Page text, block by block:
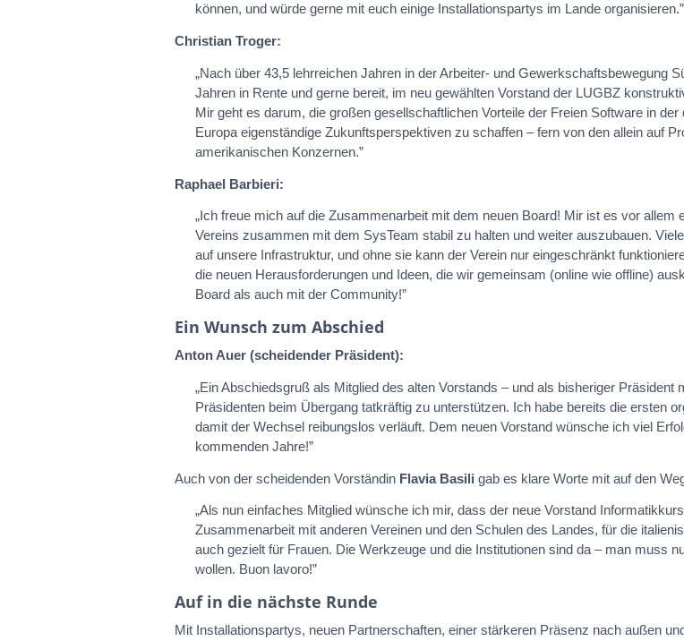
können, und würde gerne mit euch einige Installationspartys im Lande organisieren.”
Christian Troger:
„Nach über 43,5 lehrreichen Jahren in der Arbeiter- und Gewerkschaftsbewegung
Jahren in Rente und gerne bereit, im neu gewählten Vorstand der LUGBZ
Mir geht es darum, die großen gesellschaftlichen Vorteile der Freien Software in
Europa eigenständige Zukunftsperspektiven zu schaffen – fern von den allein auf
amerikanischen Konzernen.”
Raphael Barbieri:
„Ich freue mich auf die Zusammenarbeit mit dem neuen Board! Mir ist es vor allem
Vereins zusammen mit dem SysTeam stabil zu halten und weiter auszubauen.
auf unsere Infrastruktur, und ohne sie kann der Verein nur eingeschränkt
die neuen Herausforderungen und Ideen, die wir gemeinsam (online wie offline)
Board als auch mit der Community!”
Ein Wunsch zum Abschied
Anton Auer (scheidender Präsident):
„Ein Abschiedsgruß als Mitglied des alten Vorstands – und als bisheriger Präsident
Präsidenten beim Übergang tatkräftig zu unterstützen. Ich habe bereits die ersten
damit der Wechsel reibungslos verläuft. Dem neuen Vorstand wünsche ich viel
kommenden Jahre!”
Auch von der scheidenden Vorständin Flavia Basili gab es klare Worte mit auf den
„Als nun einfaches Mitglied wünsche ich mir, dass der neue Vorstand
Zusammenarbeit mit anderen Vereinen und den Schulen des Landes, für die
auch gezielt für Frauen. Die Werkzeuge und die Institutionen sind da – man muss
wollen. Buon lavoro!”
Auf in die nächste Runde
Mit Installationspartys, neuen Partnerschaften, einer stärkeren Präsenz nach außen